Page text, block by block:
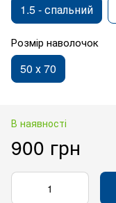
1.5 - спальний
Розмір наволочок
50 х 70
В наявності
900 грн